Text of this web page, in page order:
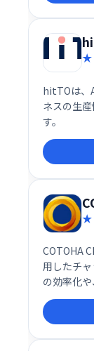
hitTOは、
ネスの生
す。
COTOHA
用したチ
の効率化
客の質問
い合わせ対
献します
業で活用